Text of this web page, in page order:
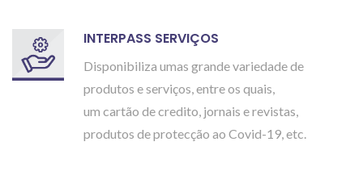
INTERPASS SERVIÇOS
Disponibiliza umas grande variedade de
produtos e serviços, entre os quais,
um cartão de credito, jornais e revistas,
produtos de protecção ao Covid-19, etc.